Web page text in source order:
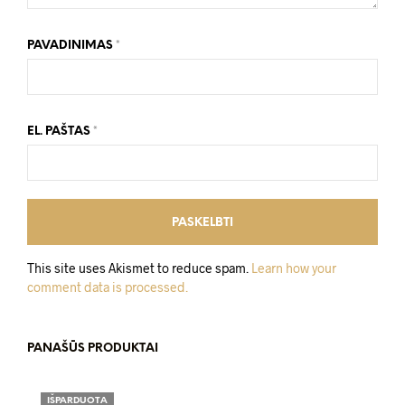
PAVADINIMAS *
EL. PAŠTAS *
This site uses Akismet to reduce spam. Learn how your
comment data is processed.
PANAŠŪS PRODUKTAI
IŠPARDUOTA